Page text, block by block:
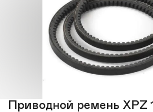
Приводной ремень XPZ